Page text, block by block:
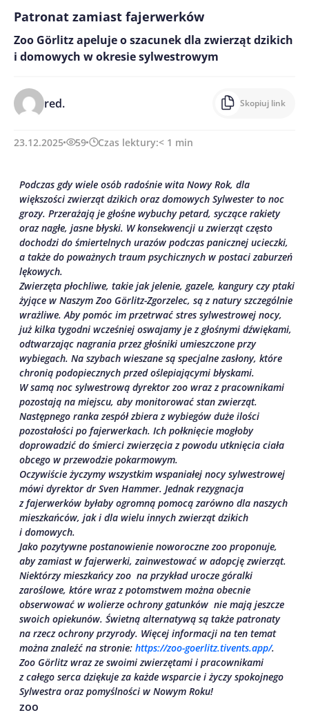
Patronat zamiast fajerwerków
Zoo Görlitz apeluje o szacunek dla zwierząt dzikich
i domowych w okresie sylwestrowym
red. Skopiuj link
23.12.2025 59 Czas lektury:< 1 min
Podczas gdy wiele osób radośnie wita Nowy Rok, dla
większości zwierząt dzikich oraz domowych Sylwester to noc
grozy. Przerażają je głośne wybuchy petard, syczące rakiety
oraz nagłe, jasne błyski. W konsekwencji u zwierząt często
dochodzi do śmiertelnych urazów podczas panicznej ucieczki,
a także do poważnych traum psychicznych w postaci zaburzeń
lękowych.
Zwierzęta płochliwe, takie jak jelenie, gazele, kangury czy ptaki
żyjące w Naszym Zoo Görlitz-Zgorzelec, są z natury szczególnie
wrażliwe. Aby pomóc im przetrwać stres sylwestrowej nocy,
już kilka tygodni wcześniej oswajamy je z głośnymi dźwiękami,
odtwarzając nagrania przez głośniki umieszczone przy
wybiegach. Na szybach wieszane są specjalne zasłony, które
chronią podopiecznych przed oślepiającymi błyskami.
W samą noc sylwestrową dyrektor zoo wraz z pracownikami
pozostają na miejscu, aby monitorować stan zwierząt.
Następnego ranka zespół zbiera z wybiegów duże ilości
pozostałości po fajerwerkach. Ich połknięcie mogłoby
doprowadzić do śmierci zwierzęcia z powodu utknięcia ciała
obcego w przewodzie pokarmowym.
Oczywiście życzymy wszystkim wspaniałej nocy sylwestrowej 
mówi dyrektor dr Sven Hammer. Jednak rezygnacja
z fajerwerków byłaby ogromną pomocą zarówno dla naszych
mieszkańców, jak i dla wielu innych zwierząt dzikich
i domowych.
Jako pozytywne postanowienie noworoczne zoo proponuje,
aby zamiast w fajerwerki, zainwestować w adopcję zwierząt.
Niektórzy mieszkańcy zoo  na przykład urocze góralki
zaroślowe, które wraz z potomstwem można obecnie
obserwować w wolierze ochrony gatunków  nie mają jeszcze
swoich opiekunów. Świetną alternatywą są także patronaty
na rzecz ochrony przyrody. Więcej informacji na ten temat
można znaleźć na stronie: https://zoo-goerlitz.tivents.app/.
Zoo Görlitz wraz ze swoimi zwierzętami i pracownikami
z całego serca dziękuje za każde wsparcie i życzy spokojnego
Sylwestra oraz pomyślności w Nowym Roku!
zoo